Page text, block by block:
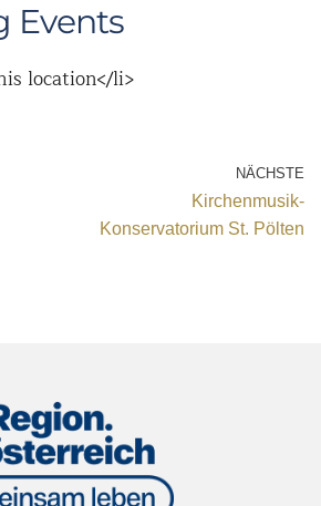
Events
location</li>
NÄCHSTE
Kirchenmusik-
Konservatorium St. Pölten